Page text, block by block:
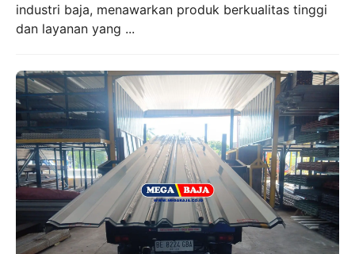
industri baja, menawarkan produk berkualitas tinggi
dan layanan yang ...